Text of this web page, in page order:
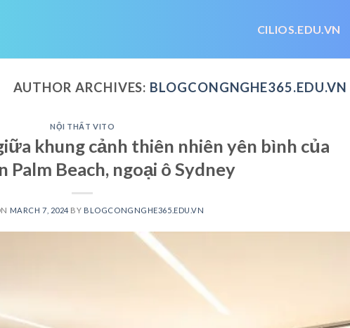
CILIOS.EDU.VN
AUTHOR ARCHIVES: BLOGCONGNGHE365.EDU.VN
NỘI THẤT VITO
khung cảnh thiên nhiên yên bình của
Palm Beach, ngoại ô Sydney
MARCH 7, 2024 BY BLOGCONGNGHE365.EDU.VN